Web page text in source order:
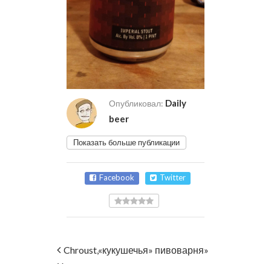
Опубликовал: Daily
beer
Показать больше публикации
Facebook Twitter
Chroust,«кукушечья» пивоварня»